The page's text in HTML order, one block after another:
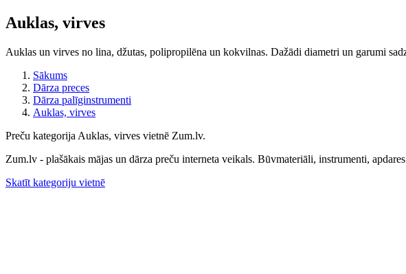
Auklas, virves
Auklas un virves no lina, džutas, polipropilēna un kokvilnas. Dažādi diametri un garumi
Sākums
Dārza preces
Dārza palīginstrumenti
Auklas, virves
Preču kategorija Auklas, virves vietnē Zum.lv.
Zum.lv - plašākais mājas un dārza preču interneta veikals. Būvmateriāli, instrumenti,
Skatīt kategoriju vietnē